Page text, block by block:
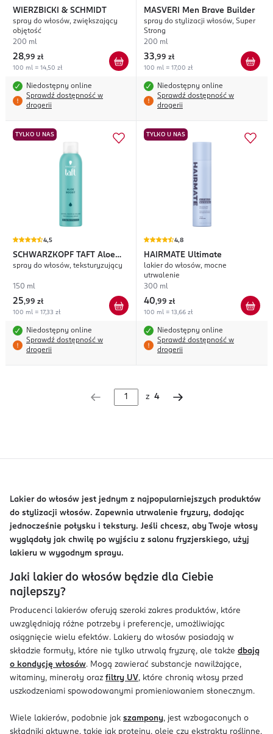
WIERZBICKI & SCHMIDT
spray do włosów, zwiększający
objętość
200 ml
28,99 zł
100 ml = 14,50 zł
Niedostępny online
Sprawdź dostępność w
drogerii
MASVERI Men Brave Builder
spray do stylizacji włosów, Super
Strong
200 ml
33,99 zł
100 ml = 17,00 zł
Niedostępny online
Sprawdź dostępność w
drogerii
TYLKO U NAS
4,5
SCHWARZKOPF TAFT Aloe
Boost
spray do włosów, teksturyzujący
150 ml
25,99 zł
100 ml = 17,33 zł
Niedostępny online
Sprawdź dostępność w
drogerii
TYLKO U NAS
4,8
HAIRMATE Ultimate
lakier do włosów, mocne
utrwalenie
300 ml
40,99 zł
100 ml = 13,66 zł
Niedostępny online
Sprawdź dostępność w
drogerii
z 4
Lakier do włosów jest jednym z najpopularniejszych produktów
do stylizacji włosów. Zapewnia utrwalenie fryzury, dodając
jednocześnie połysku i tekstury. Jeśli chcesz, aby Twoje włosy
wyglądały jak chwilę po wyjściu z salonu fryzjerskiego, użyj
lakieru w wygodnym sprayu.
Jaki lakier do włosów będzie dla Ciebie
najlepszy?
Producenci lakierów oferują szeroki zakres produktów, które
uwzględniają różne potrzeby i preferencje, umożliwiając
osiągnięcie wielu efektów. Lakiery do włosów posiadają w
składzie formuły, które nie tylko utrwalą fryzurę, ale także dbają
o kondycję włosów. Mogą zawierać substancje nawilżające,
witaminy, minerały oraz filtry UV, które chronią włosy przed
uszkodzeniami spowodowanymi promieniowaniem słonecznym.
Wiele lakierów, podobnie jak szampony, jest wzbogaconych o
składniki aktywne, takie jak proteiny, oleje czy ekstrakty roślinne,